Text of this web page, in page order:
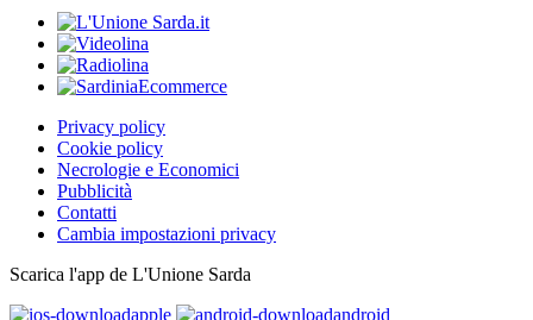
Privacy policy
Cookie policy
Necrologie e Economici
Pubblicità
Contatti
Cambia impostazioni privacy
Scarica l'app de L'Unione Sarda
apple
android